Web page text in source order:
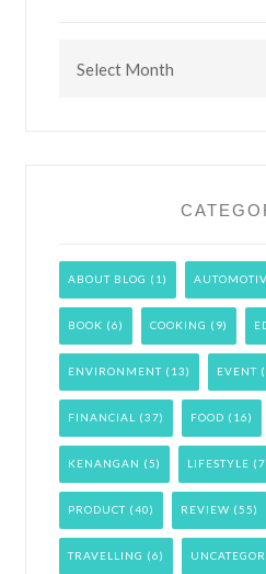
ABOUT BLOG (1)
BOOK (6) COOKING (9)
ENVIRONMENT(13) EVENT
FINANCIAL (37) FOOD (16)
KENANGAN (5) LIFESTYLE
PRODUCT(40) REVIEW (55)
TRAVELLING (6)